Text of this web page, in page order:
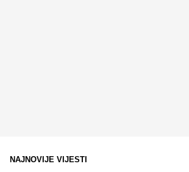
NAJNOVIJE VIJESTI